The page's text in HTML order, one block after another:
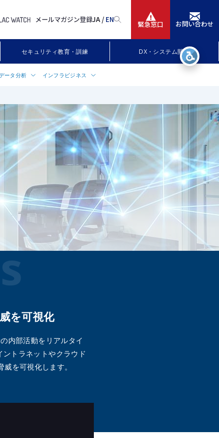
メールマガジン登録JA / EN 緊急窓口 お問い合わせ
セキュリティ教育・訓練 DX・システム開発
Insight／
SIEM）
CA」
ータ分析
ームキャパシティ管理
（エラスティック スタッ
インフラビジネス
ビジネスについて
ベンダー・マネジメント・オフィ
ューション関連製品
サービス
ニュースリリース
IR情報
採用
メールマガジン
を可視化
内部活動をリアルタイ
トラネットやクラウド
を可視化します。